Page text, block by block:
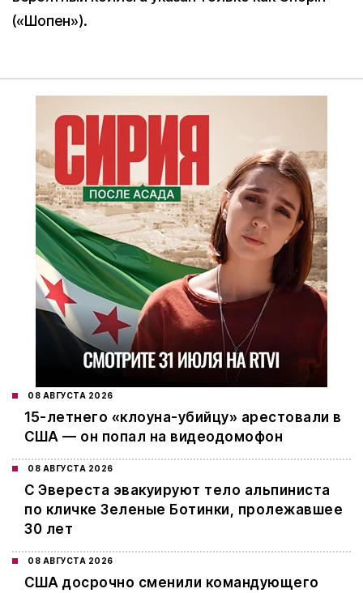
(«Шопен»).
08 АВГУСТА 2026
15-летнего «клоуна-убийцу» арестовали в
США — он попал на видеодомофон
08 АВГУСТА 2026
С Эвереста эвакуируют тело альпиниста
по кличке Зеленые Ботинки, пролежавшее
30 лет
08 АВГУСТА 2026
США досрочно сменили командующего